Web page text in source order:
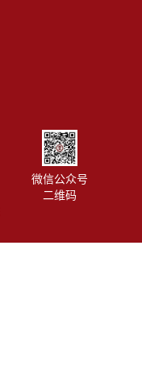
微信公众号
二维码